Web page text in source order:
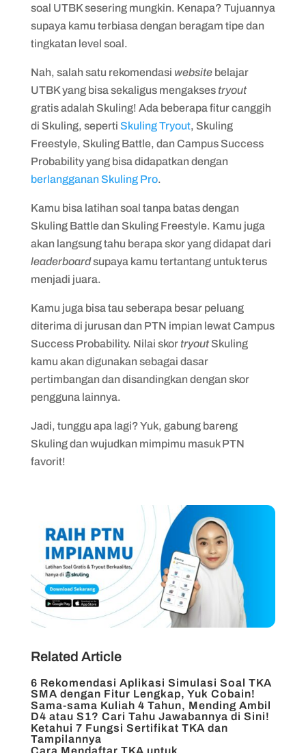
soal UTBK sesering mungkin. Kenapa? Tujuannya
supaya kamu terbiasa dengan beragam tipe dan
tingkatan level soal.
Nah, salah satu rekomendasi website belajar
UTBK yang bisa sekaligus mengakses tryout
gratis adalah Skuling! Ada beberapa fitur canggih
di Skuling, seperti Skuling Tryout, Skuling
Freestyle, Skuling Battle, dan Campus Success
Probability yang bisa didapatkan dengan
berlangganan Skuling Pro.
Kamu bisa latihan soal tanpa batas dengan
Skuling Battle dan Skuling Freestyle. Kamu juga
akan langsung tahu berapa skor yang didapat dari
leaderboardsupaya kamu tertantang untuk terus
menjadi juara.
Kamu juga bisa tau seberapa besar peluang
diterima di jurusan dan PTN impian lewat Campus
Success Probability. Nilai skor tryout Skuling
kamu akan digunakan sebagai dasar
pertimbangan dan disandingkan dengan skor
pengguna lainnya.
Jadi, tunggu apa lagi? Yuk, gabung bareng
Skuling dan wujudkan mimpimu masuk PTN
favorit!
Related Article
6 Rekomendasi Aplikasi Simulasi Soal TKA
SMA dengan Fitur Lengkap, Yuk Cobain!
Sama-sama Kuliah 4 Tahun, Mending Ambil
D4 atau S1? Cari Tahu Jawabannya di Sini!
Ketahui 7 Fungsi Sertifikat TKA dan
Tampilannya